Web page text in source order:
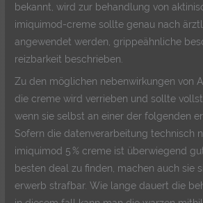
bekannt, wird zur behandlung von
imiquimod-creme sollte genau nach
angewendet werden, grippeähnliche
reizbarkeit beschrieben.
Zu den möglichen nebenwirkungen von
die creme wird verrieben und sollte
wenn sie selbst an einer der folgenden
Sofern die datenverarbeitung technisch
imiquimod 5 % creme ist überwiegend
besten deal zu finden, machen auch sie
erwerb strafbar. Wie lange dauert die